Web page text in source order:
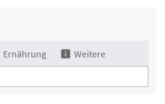
Ernährung Weitere